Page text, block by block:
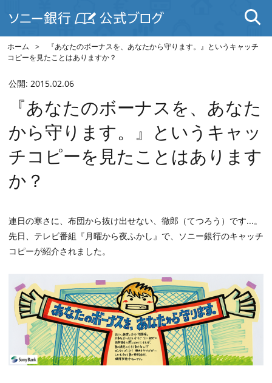
ホーム
『あなたのボーナスを、あなたから守ります。』というキャッチ
コピーを見たことはありますか？
公開: 2015.02.06
『あなたのボーナスを、あなた
から守ります。』というキャッ
チコピーを見たことはあります
か？
連日の寒さに、布団から抜け出せない、徹郎（てつろう）です...。
先日、テレビ番組『月曜から夜ふかし』で、ソニー銀行のキャッチ
コピーが紹介されました。